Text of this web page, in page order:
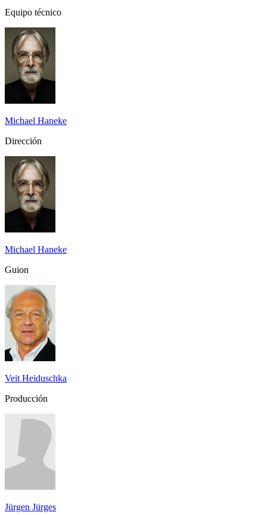
Equipo técnico
Michael Haneke
Dirección
Michael Haneke
Guion
Veit Heiduschka
Producción
Jürgen Jürges